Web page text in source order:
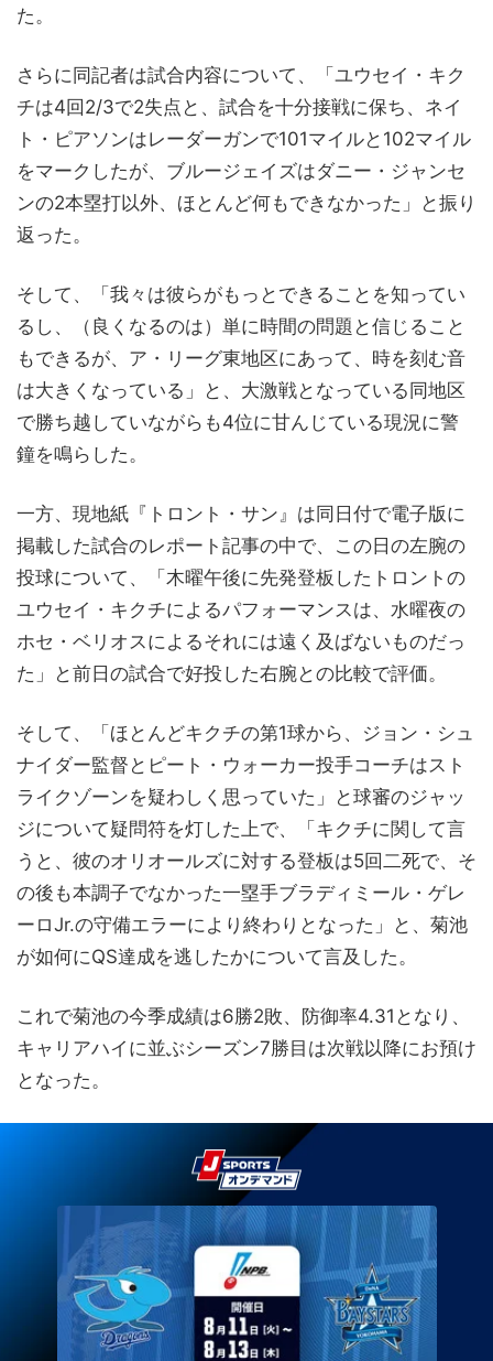
た。
さらに同記者は試合内容について、「ユウセイ・キク
チは4回2/3で2失点と、試合を十分接戦に保ち、ネイ
ト・ピアソンはレーダーガンで101マイルと102マイル
をマークしたが、ブルージェイズはダニー・ジャンセ
ンの2本塁打以外、ほとんど何もできなかった」と振り
返った。
そして、「我々は彼らがもっとできることを知ってい
るし、（良くなるのは）単に時間の問題と信じること
もできるが、ア・リーグ東地区にあって、時を刻む音
は大きくなっている」と、大激戦となっている同地区
で勝ち越していながらも4位に甘んじている現況に警
鐘を鳴らした。
一方、現地紙『トロント・サン』は同日付で電子版に
掲載した試合のレポート記事の中で、この日の左腕の
投球について、「木曜午後に先発登板したトロントの
ユウセイ・キクチによるパフォーマンスは、水曜夜の
ホセ・ベリオスによるそれには遠く及ばないものだっ
た」と前日の試合で好投した右腕との比較で評価。
そして、「ほとんどキクチの第1球から、ジョン・シュ
ナイダー監督とピート・ウォーカー投手コーチはスト
ライクゾーンを疑わしく思っていた」と球審のジャッ
ジについて疑問符を灯した上で、「キクチに関して言
うと、彼のオリオールズに対する登板は5回二死で、そ
の後も本調子でなかった一塁手ブラディミール・ゲレ
ーロJr.の守備エラーにより終わりとなった」と、菊池
が如何にQS達成を逃したかについて言及した。
これで菊池の今季成績は6勝2敗、防御率4.31となり、
キャリアハイに並ぶシーズン7勝目は次戦以降にお預け
となった。